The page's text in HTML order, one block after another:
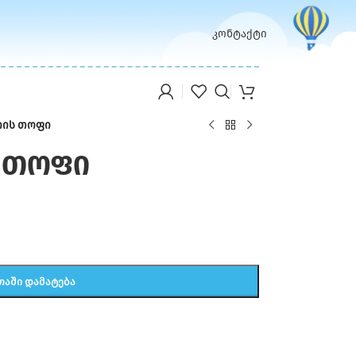
კონტაქტი
თოფი
თოფი
ᲓᲐᲛᲐᲢᲔᲑᲐ